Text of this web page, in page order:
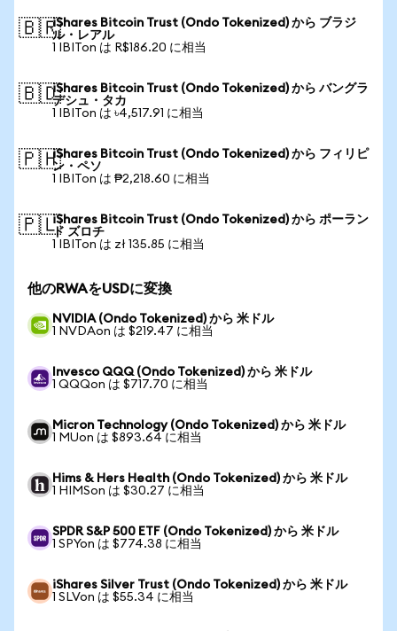
🇧🇷iShares Bitcoin Trust (Ondo Tokenized) から ブラジ
ル・レアル
1 IBITon は R$186.20 に相当
🇧🇩iShares Bitcoin Trust (Ondo Tokenized) から バングラ
デシュ・タカ
1 IBITon は ৳4,517.91 に相当
🇵🇭iShares Bitcoin Trust (Ondo Tokenized) から フィリピ
ン・ペソ
1 IBITon は ₱2,218.60 に相当
🇵🇱iShares Bitcoin Trust (Ondo Tokenized) から ポーラン
ド ズロチ
1 IBITon は zł 135.85 に相当
他のRWAをUSDに変換
NVIDIA (Ondo Tokenized) から 米ドル
1 NVDAon は $219.47 に相当
Invesco QQQ (Ondo Tokenized) から 米ドル
1 QQQon は $717.70 に相当
Micron Technology (Ondo Tokenized) から 米ドル
1 MUon は $893.64 に相当
Hims & Hers Health (Ondo Tokenized) から 米ドル
1 HIMSon は $30.27 に相当
SPDR S&P 500 ETF (Ondo Tokenized) から 米ドル
1 SPYon は $774.38 に相当
iShares Silver Trust (Ondo Tokenized) から 米ドル
1 SLVon は $55.34 に相当